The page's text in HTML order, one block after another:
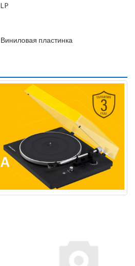
LP
Виниловая пластинка